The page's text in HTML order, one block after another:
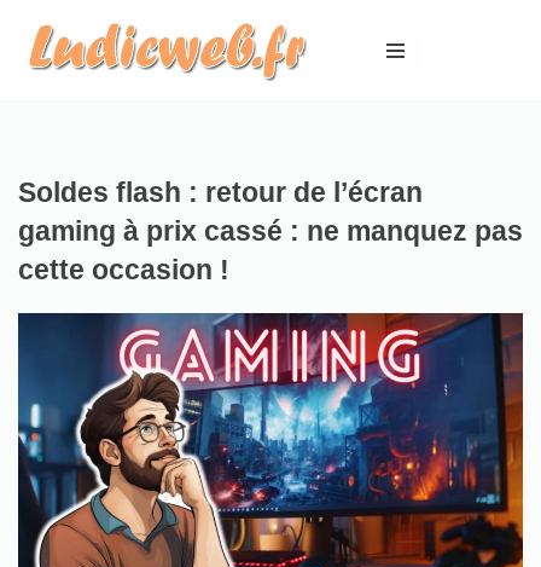
Aller
Soldes flash : retour de l’écran
gaming à prix cassé : ne manquez pas
cette occasion !